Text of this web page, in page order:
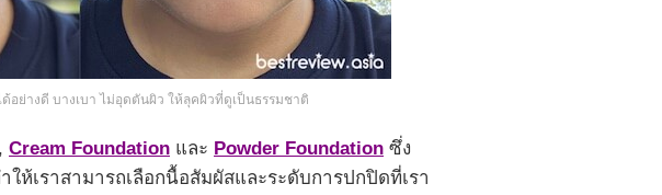
ย่างดี บางเบา ไม่อุดตันผิว ให้ลุคผิวที่ดูเป็นธรรมชาติ
Cream Foundationและ Powder Foundationซึ่ง
เราสามารถเลือกนื้อสัมผัสและระดับการปกปิดที่เรา